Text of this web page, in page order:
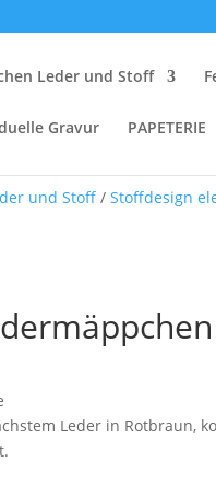
Leder und Stoff
Gravur PAPETERIE
und Stoff /Stoffdesign
Leder in Rotbraun,